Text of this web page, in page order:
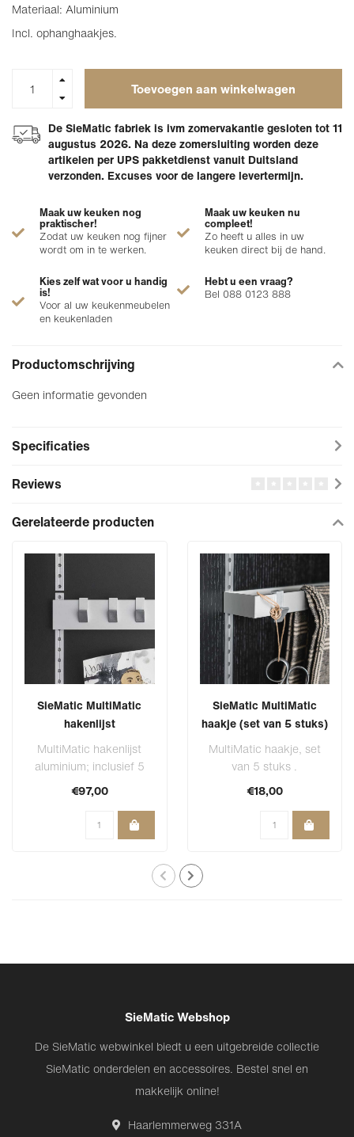
Materiaal: Aluminium
Incl. ophanghaakjes.
Toevoegen aan winkelwagen
De SieMatic fabriek is ivm zomervakantie gesloten tot 11
augustus 2026. Na deze zomersluiting worden deze
artikelen per UPS pakketdienst vanuit Duitsland
verzonden. Excuses voor de langere levertermijn.
Maak uw keuken nog
praktischer!
Zodat uw keuken nog fijner
wordt om in te werken.
Maak uw keuken nu
compleet!
Zo heeft u alles in uw
keuken direct bij de hand.
Kies zelf wat voor u handig
is!
Voor al uw keukenmeubelen
en keukenladen
Hebt u een vraag?
Bel 088 0123 888
Productomschrijving
Geen informatie gevonden
Specificaties
Reviews
Gerelateerde producten
SieMatic MultiMatic
hakenlijst
MultiMatic hakenlijst
aluminium; inclusief 5
haakjes voor sleutels,
flessenopene..
€97,00
SieMatic MultiMatic
haakje (set van 5 stuks)
MultiMatic haakje, set
van 5 stuks .
Hoogte: 3,7 cm
Breedte: 1,3 cm
€18,00
SieMatic Webshop
De SieMatic webwinkel biedt u een uitgebreide collectie
SieMatic onderdelen en accessoires. Bestel snel en
makkelijk online!
Haarlemmerweg 331A